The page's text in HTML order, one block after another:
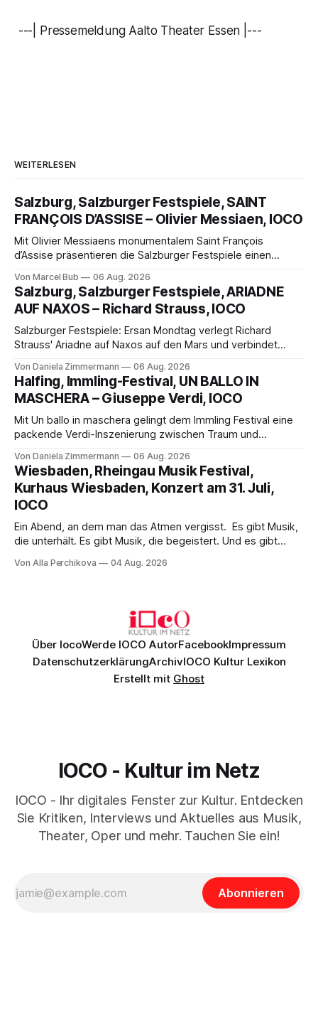
---| Pressemeldung Aalto Theater Essen |---
WEITERLESEN
Salzburg, Salzburger Festspiele, SAINT
FRANÇOIS D’ASSISE – Olivier Messiaen, IOCO
Mit Olivier Messiaens monumentalem Saint François
d’Assise präsentieren die Salzburger Festspiele einen
eine bildgewaltige Inszenierung, Maxime Pascal entfaltet
die komplexe Partitur eindrucksvoll, Philippe Sly berührt als
Franziskus.
Von Marcel Bub 06 Aug. 2026
Salzburg, Salzburger Festspiele, ARIADNE
AUF NAXOS – Richard Strauss, IOCO
Salzburger Festspiele: Ersan Mondtag verlegt Richard
Strauss' Ariadne auf Naxos auf den Mars und verbindet
Aufführung mit starken Solisten und den Wiener
Philharmonikern, szenisch bleibt der zweite Akt jedoch
hinter den Erwartungen zurück.
Von Daniela Zimmermann 06 Aug. 2026
Halfing, Immling-Festival, UN BALLO IN
MASCHERA – Giuseppe Verdi, IOCO
Mit Un ballo in maschera gelingt dem Immling Festival eine
packende Verdi-Inszenierung zwischen Traum und
psychologische Tiefe mit starken Bildern, getragen von
einem spielfreudigen Ensemble und einer musikalisch
überzeugenden Gesamtleistung.
Von Daniela Zimmermann 06 Aug. 2026
Wiesbaden, Rheingau Musik Festival,
Kurhaus Wiesbaden, Konzert am 31. Juli,
IOCO
Ein Abend, an dem man das Atmen vergisst. Es gibt Musik,
die unterhält. Es gibt Musik, die begeistert. Und es gibt
Genau so war der Abend im Kurhaus Wiesbaden, an dem
Von Alla Perchikova 04 Aug. 2026
Über IocoWerde IOCO AutorFacebookImpressum
DatenschutzerklärungArchivIOCO Kultur Lexikon
Erstellt mit Ghost
IOCO - Kultur im Netz
IOCO - Ihr digitales Fenster zur Kultur. Entdecken
Sie Kritiken, Interviews und Aktuelles aus Musik,
Theater, Oper und mehr. Tauchen Sie ein!
Abonnieren